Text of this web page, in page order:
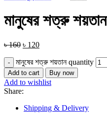
মানুষের শত্রু শয়তান
৳160 ৳ 120
মানুষের শত্রু শয়তান quantity
Add to cart Buy now
Add to wishlist
Share:
Shipping & Delivery